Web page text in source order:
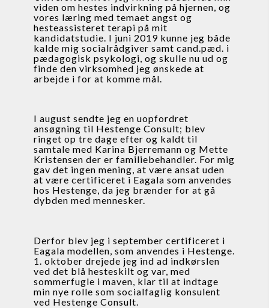
viden om hestes indvirkning på hjernen, og
vores læring med temaet angst og
hesteassisteret terapi på mit
kandidatstudie. I juni 2019 kunne jeg både
kalde mig socialrådgiver samt cand.pæd. i
pædagogisk psykologi, og skulle nu ud og
finde den virksomhed jeg ønskede at
arbejde i for at komme mål.
I august sendte jeg en uopfordret
ansøgning til Hestenge Consult; blev
ringet op tre dage efter og kaldt til
samtale med Karina Bjerremann og Mette
Kristensen der er familiebehandler. For mig
gav det ingen mening, at være ansat uden
at være certificeret i Eagala som anvendes
hos Hestenge, da jeg brænder for at gå
dybden med mennesker.
Derfor blev jeg i september certificeret i
Eagala modellen, som anvendes i Hestenge.
1. oktober drejede jeg ind ad indkørslen
ved det blå hesteskilt og var, med
sommerfugle i maven, klar til at indtage
min nye rolle som socialfaglig konsulent
ved Hestenge Consult.